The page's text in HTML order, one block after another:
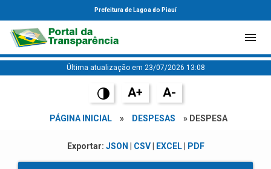
Prefeitura de Lagoa do Piauí
Última atualização em 23/07/2026 13:08
A+ A-
PÁGINA INICIAL » DESPESAS » DESPESA
Exportar: JSON CSV| EXCEL| PDF